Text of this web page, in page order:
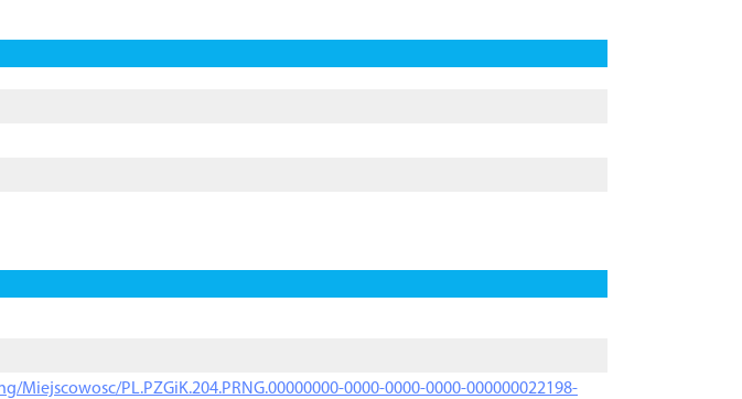
PL.PZGiK.204.PRNG.00000000-0000-0000-0000-000000022198-